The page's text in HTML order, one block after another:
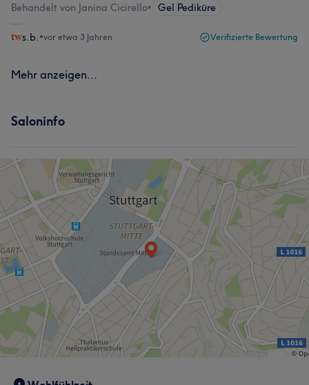
Behandelt von Janina Cicirello• Gel Pediküre
s.b. •vor etwa 3 Jahren Verifizierte Bewertung
Mehr anzeigen...
Saloninfo